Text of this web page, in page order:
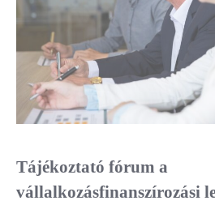
Tájékoztató fórum a
vállalkozásfinanszírozási